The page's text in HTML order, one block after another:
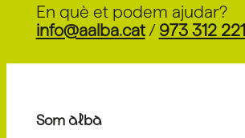
En què et podem ajudar?
info@aalba.cat/ 973 312 221
Som alba